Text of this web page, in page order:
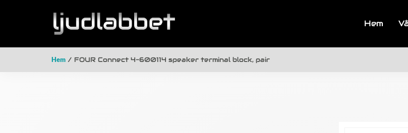
Hem
Hem / FOUR Connect 4-600114 speaker terminal block, pair